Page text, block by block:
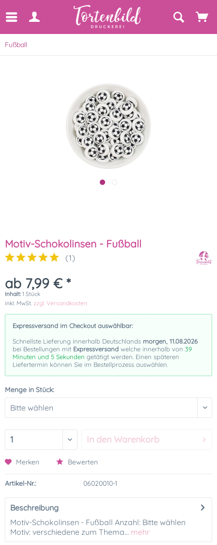
Fußball
Motiv-Schokolinsen - Fußball
(1)
ab 7,99 € *
Inhalt: 1 Stück
inkl. MwSt. zzgl. Versandkosten
Expressversand im Checkout auswählbar:
Schnellste Lieferung innerhalb Deutschlands morgen, 11.08.2026
bei Bestellungen mit Expressversand welche innerhalb von 39
Minuten und 5 Sekunden getätigt werden. Einen späteren
Liefertermin können Sie im Bestellprozess auswählen.
Menge in Stück:
In den Warenkorb
Merken Bewerten
Artikel-Nr.: 06020010-1
Beschreibung
Motiv-Schokolinsen - Fußball Anzahl: Bitte wählen
Motiv: verschiedene zum Thema... mehr